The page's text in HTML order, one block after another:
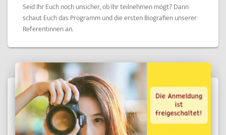
Seid Ihr Euch noch unsicher, ob Ihr teilnehmen mögt? Dann
schaut Euch das Programm und die ersten Biografien unserer
Referentinnen an.